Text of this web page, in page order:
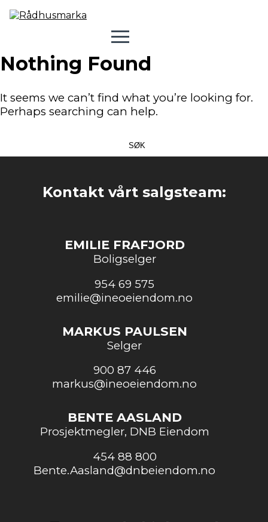
Nothing Found
It seems we can’t find what you’re looking for.
Perhaps searching can help.
Kontakt vårt salgsteam:
EMILIE FRAFJORD
Boligselger
954 69 575
emilie@ineoeiendom.no
MARKUS PAULSEN
Selger
900 87 446
markus@ineoeiendom.no
BENTE AASLAND
Prosjektmegler, DNB Eiendom
454 88 800
Bente.Aasland@dnbeiendom.no